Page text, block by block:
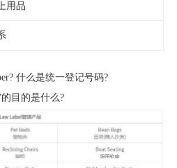
用品
什么是统一登记号码?
目的是什么?